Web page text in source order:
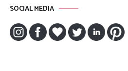
SOCIAL MEDIA